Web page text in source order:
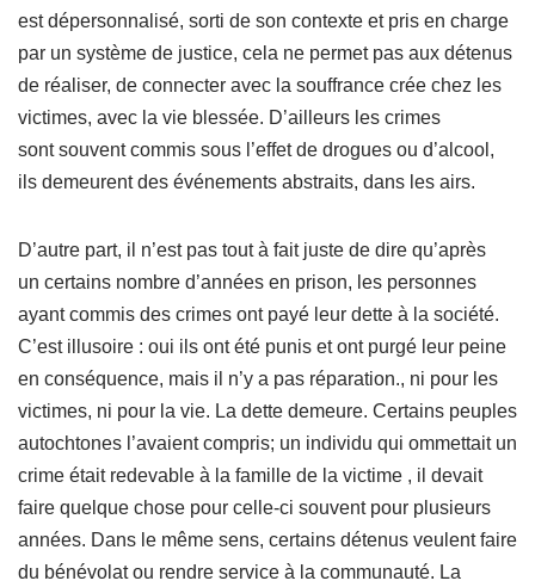
est dépersonnalisé, sorti de son contexte et pris en charge
par un système de justice, cela ne permet pas aux détenus
de réaliser, de connecter avec la souffrance crée chez les
victimes, avec la vie blessée. D’ailleurs les crimes
sont souvent commis sous l’effet de drogues ou d’alcool,
ils demeurent des événements abstraits, dans les airs.
D’autre part, il n’est pas tout à fait juste de dire qu’après
un certains nombre d’années en prison, les personnes
ayant commis des crimes ont payé leur dette à la société.
C’est illusoire : oui ils ont été punis et ont purgé leur peine
en conséquence, mais il n’y a pas réparation., ni pour les
victimes, ni pour la vie. La dette demeure. Certains peuples
autochtones l’avaient compris; un individu qui ommettait un
crime était redevable à la famille de la victime , il devait
faire quelque chose pour celle-ci souvent pour plusieurs
années. Dans le même sens, certains détenus veulent faire
du bénévolat ou rendre service à la communauté. La